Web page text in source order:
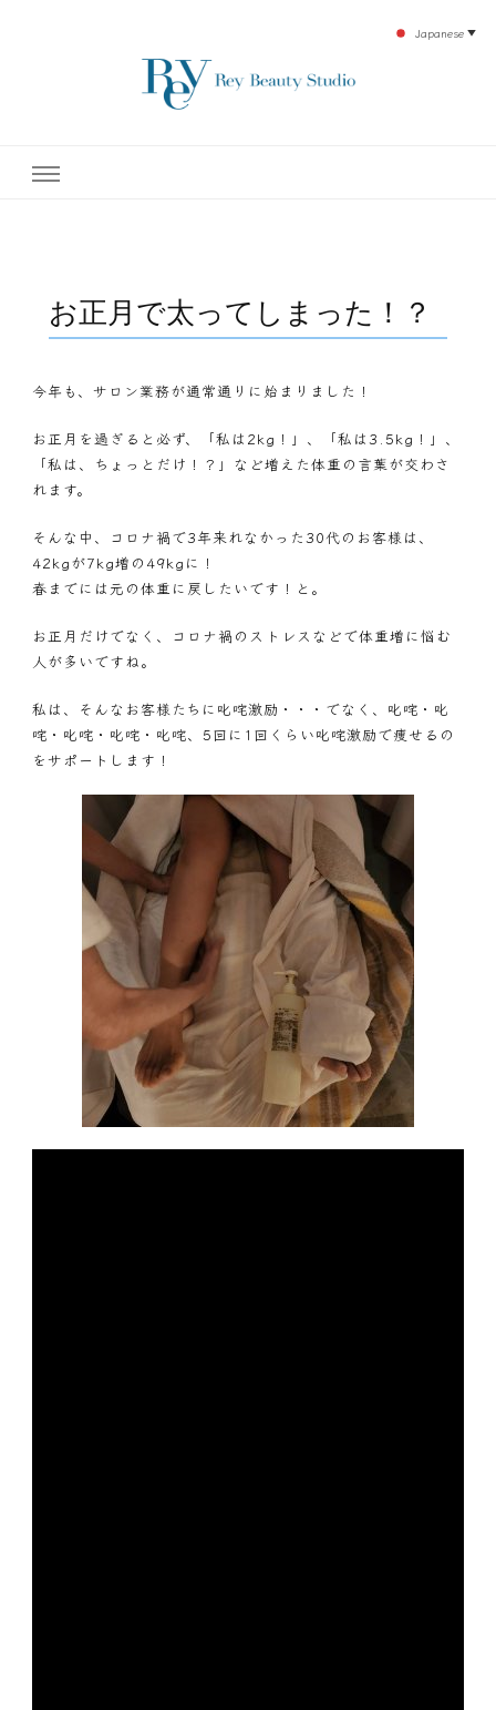
テ開設45年の実績を誇る本格エステだからこそ、お客様が必ず満足してもらえるこ
お正月で太ってしまった！？
今年も、サロン業務が通常通りに始まりました！
お正月を過ぎると必ず、「私は2kg！」、「私は3.5kg！」、
「私は、ちょっとだけ！？」など増えた体重の言葉が交わさ
れます。
そんな中、コロナ禍で3年来れなかった30代のお客様は、
42kgが7kg増の49kgに！
春までには元の体重に戻したいです！と。
お正月だけでなく、コロナ禍のストレスなどで体重増に悩む
人が多いですね。
私は、そんなお客様たちに叱咤激励・・・でなく、叱咤・叱
咤・叱咤・叱咤・叱咤、5回に1回くらい叱咤激励で痩せるの
をサポートします！
Japanese ▼